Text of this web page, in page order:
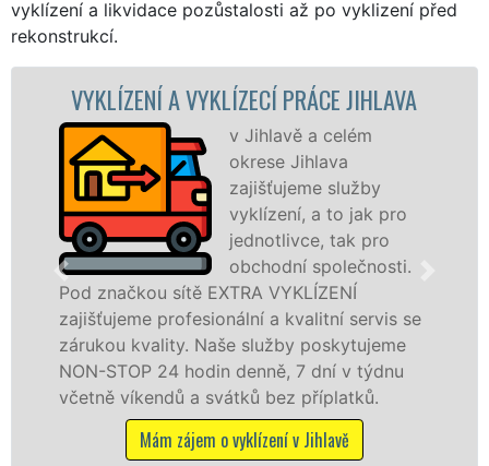
vyklízení a likvidace pozůstalosti až po vyklizení před
rekonstrukcí.
A VYKLÍZECÍ PRÁCE JIHLAVA
v Jihlavě a celém
okrese Jihlava
zajišťujeme služby
vyklízení, a to jak pro
jednotlivce, tak pro
obchodní společnosti.
sítě EXTRA VYKLÍZENÍ
profesionální a kvalitní servis se
Naše služby poskytujeme
24 hodin denně, 7 dní v týdnu
a svátků bez příplatků.
Mám zájem o vyklízení v Jihlavě
jak
zárukou
STOP bez